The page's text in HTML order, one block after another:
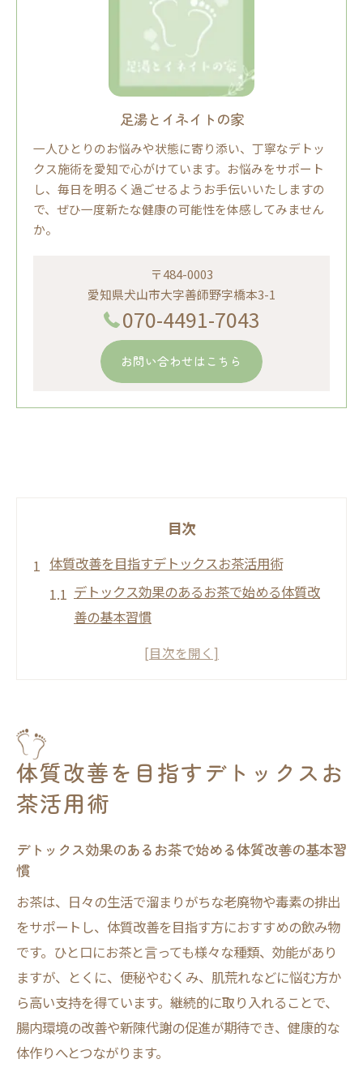
足湯とイネイトの家
一人ひとりのお悩みや状態に寄り添い、丁寧なデトッ
クス施術を愛知で心がけています。お悩みをサポート
し、毎日を明るく過ごせるようお手伝いいたしますの
で、ぜひ一度新たな健康の可能性を体感してみません
か。
〒484-0003
愛知県犬山市大字善師野字橋本3-1
070-4491-7043
お問い合わせはこちら
目次
体質改善を目指すデトックスお茶活用術
デトックス効果のあるお茶で始める体質改
善の基本習慣
デトックスのためのお茶の選び方と活用タ
老廃物の排出にはどんなお茶が最適か
老廃物排出に強いデトックスお茶の選定法
デトックス効果のあるお茶で体内をクリー
排出力が高いお茶の種類と特長
むくみ対策に効果的なデトックスお茶活用
腸内環境を整えるデトックスお茶の魅力
美肌への近道はデトックスお茶から始まる
デトックスお茶で美肌習慣をスタートしよ
う
肌荒れ予防に役立つデトックスお茶の選び
体質改善を目指すデトックスお
茶活用術
デトックス効果のあるお茶で始める体質改善の基本習
慣
お茶は、日々の生活で溜まりがちな老廃物や毒素の排出
をサポートし、体質改善を目指す方におすすめの飲み物
です。ひと口にお茶と言っても様々な種類、効能があり
ますが、とくに、便秘やむくみ、肌荒れなどに悩む方か
ら高い支持を得ています。継続的に取り入れることで、
腸内環境の改善や新陳代謝の促進が期待でき、健康的な
体作りへとつながります。